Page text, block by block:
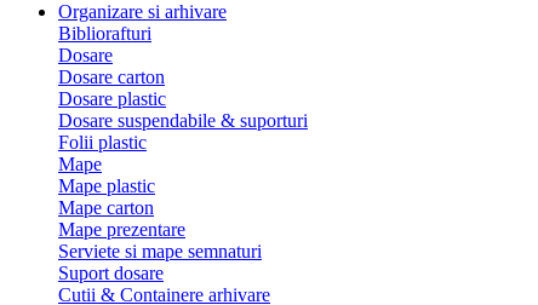
Organizare si arhivare
Bibliorafturi
Dosare
Dosare carton
Dosare plastic
Dosare suspendabile & suporturi
Folii plastic
Mape
Mape plastic
Mape carton
Mape prezentare
Serviete si mape semnaturi
Suport dosare
Cutii & Containere arhivare